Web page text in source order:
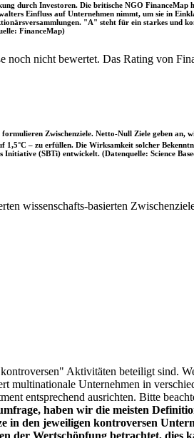
durch Investoren. Die britische NGO
Einfluss auf Unternehmen nimmt, um sie in
"A" steht für ein starkes und
FinanceMap)
nicht bewertet. Das Rating von
Zwischenziele. Netto-Null Ziele geben an,
– zu erfüllen. Die Wirksamkeit solcher
Initiative (SBTi) entwickelt. (Datenquelle: Science
wissenschafts-basierten
Aktivitäten beteiligt sind.
multinationale Unternehmen in
entsprechend ausrichten. Bitte
haben wir die meisten
den jeweiligen kontroversen
der Wertschöpfung betrachtet, dies